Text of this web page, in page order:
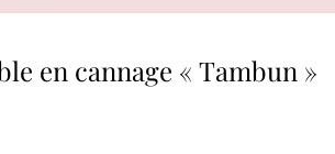
en cannage « Tambun »